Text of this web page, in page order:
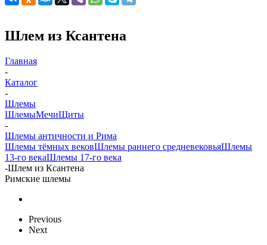
Шлем из Ксантена
Главная
-
Каталог
-
Шлемы
ШлемыМечиЩиты
-
Шлемы античности и Рима
Шлемы тёмных вековШлемы раннего средневековьяШлемы
13-го векаШлемы 17-го века
-Шлем из Ксантена
Римские шлемы
Previous
Next